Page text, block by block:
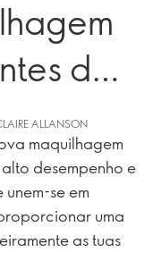
de
ALLANSON
maquilhagem
desempenho e
se em
uma
as tuas